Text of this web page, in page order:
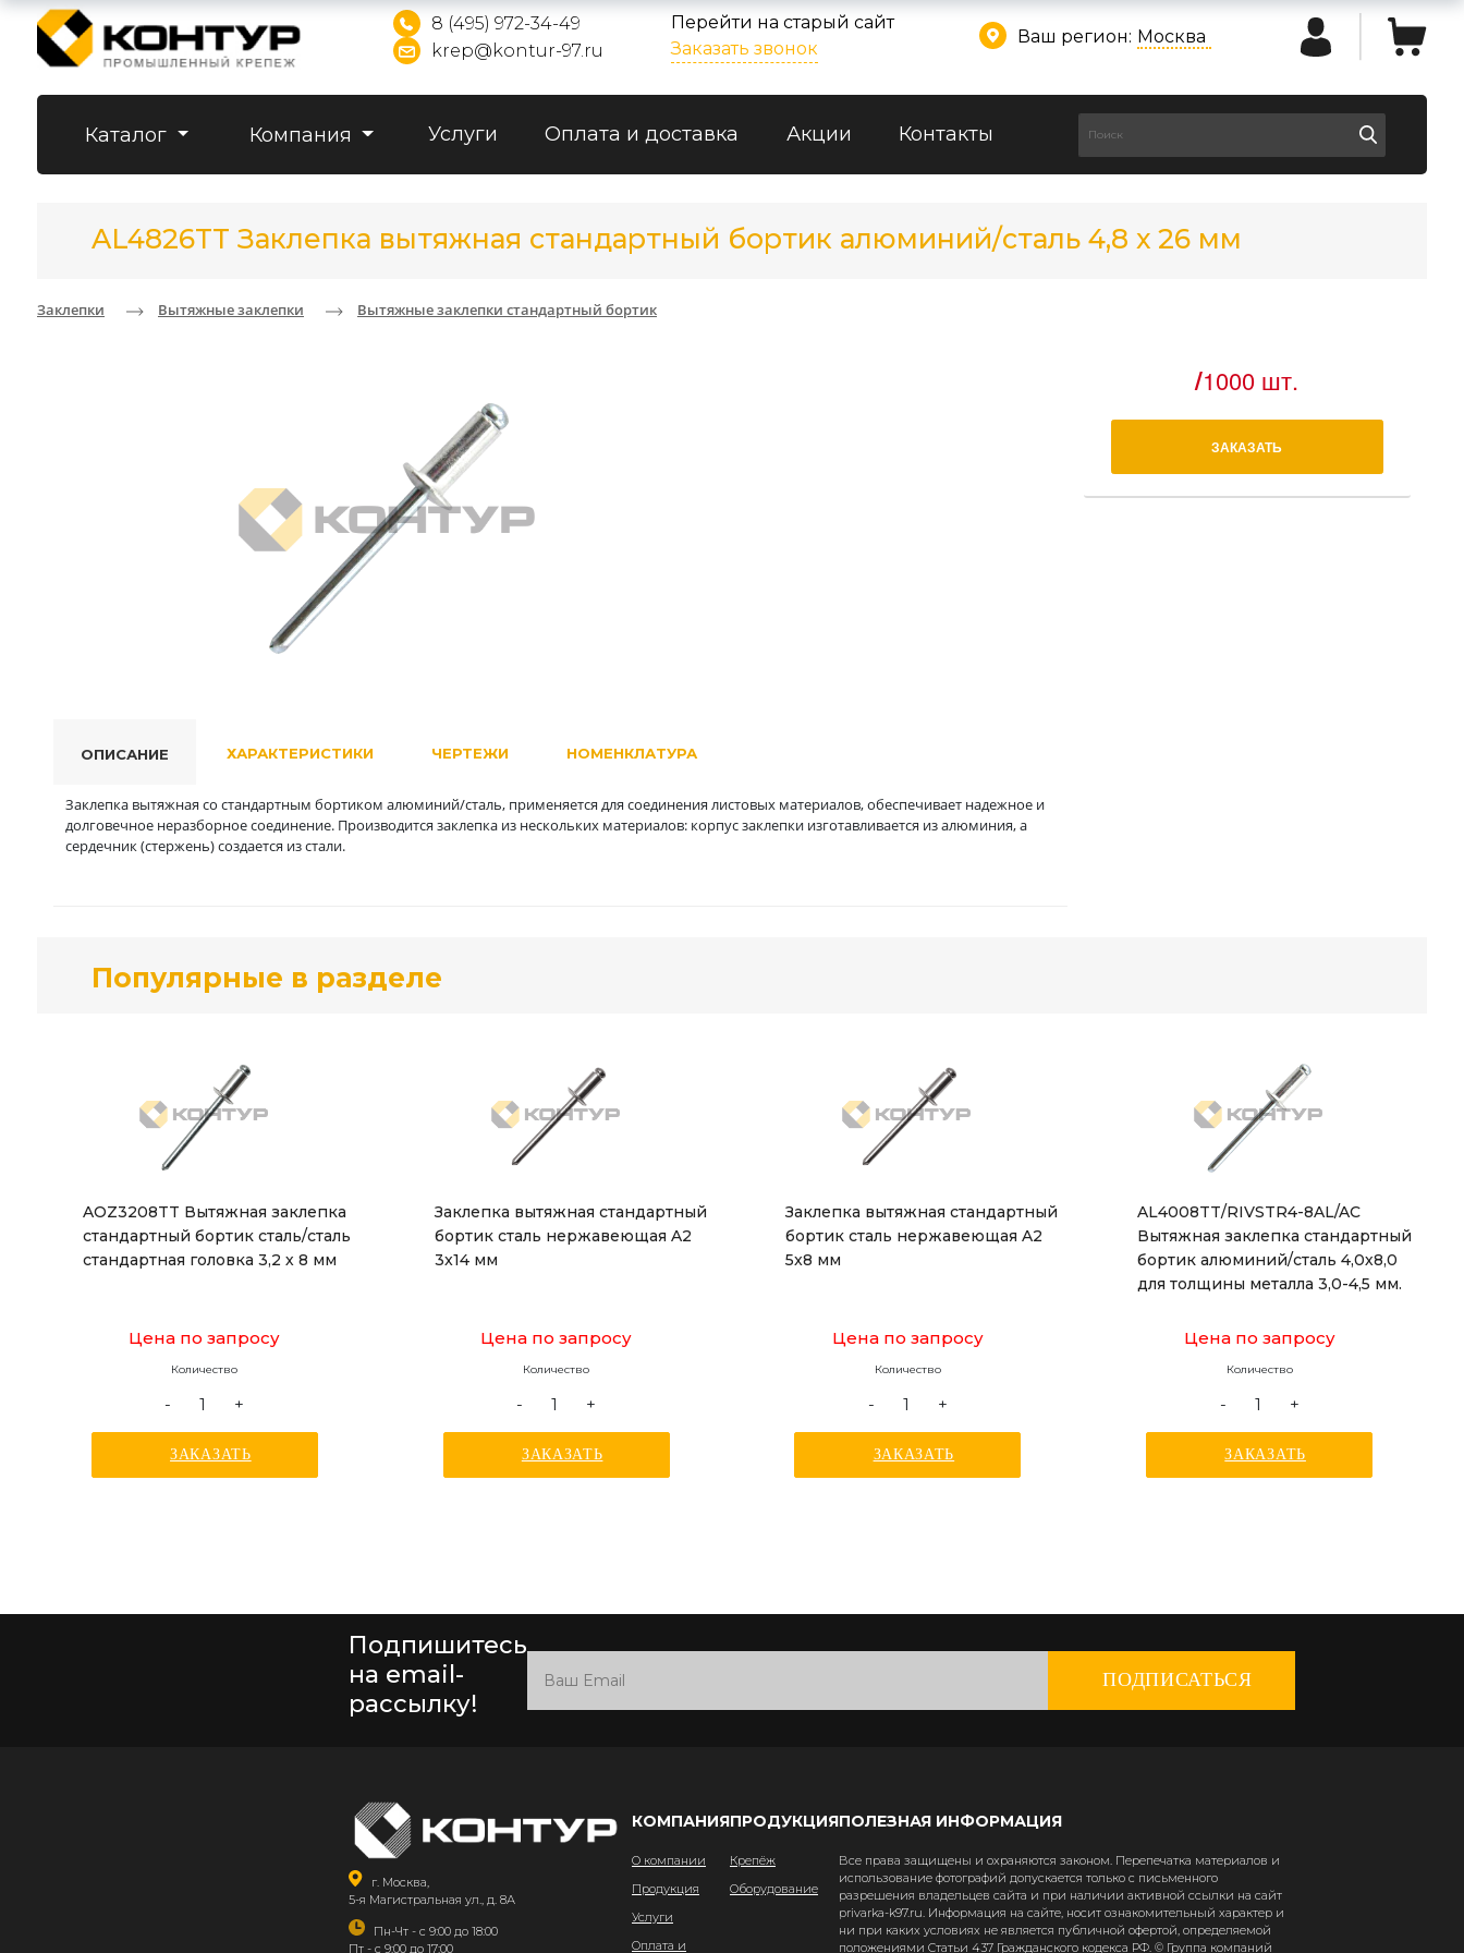
8 (495) 972-34-49
krep@kontur-97.ru
Перейти на старый сайт
Заказать звонок
Ваш регион: Москва
Каталог Компания Услуги Оплата и доставка Акции Контакты
AL4826TT Заклепка вытяжная стандартный бортик алюминий/сталь 4,8 х 26 мм
Заклепки Вытяжные заклепки Вытяжные заклепки стандартный бортик
/1000 шт.
ЗАКАЗАТЬ
ОПИСАНИЕ
Заклепка вытяжная со стандартным бортиком алюминий/сталь, применяется для соединения листовых материалов, обеспечивает надежное и
долговечное неразборное соединение. Производится заклепка из нескольких материалов: корпус заклепки изготавливается из алюминия, а
сердечник (стержень) создается из стали.
ХАРАКТЕРИСТИКИ ЧЕРТЕЖИ НОМЕНКЛАТУРА
Популярные в разделе
AOZ3208TT Вытяжная заклепка
стандартный бортик сталь/сталь
стандартная головка 3,2 х 8 мм
Цена по запросу
Количество
- +
ЗАКАЗАТЬ
Заклепка вытяжная стандартный
бортик сталь нержавеющая A2
3x14 мм
Цена по запросу
Количество
- +
ЗАКАЗАТЬ
Заклепка вытяжная стандартный
бортик сталь нержавеющая A2
5x8 мм
Цена по запросу
Количество
- +
ЗАКАЗАТЬ
AL4008TT/RIVSTR4-8AL/AC
Вытяжная заклепка стандартный
бортик алюминий/сталь 4,0х8,0
для толщины металла 3,0-4,5 мм.
Цена по запросу
Количество
- +
ЗАКАЗАТЬ
Подпишитесь
на email-
рассылку!
ПОДПИСАТЬСЯ
г. Москва,
5-я Магистральная ул., д. 8А
Пн-Чт - с 9:00 до 18:00
Пт - с 9:00 до 17:00
КОМПАНИЯ
О компании
Продукция
Услуги
Оплата и
ПРОДУКЦИЯ
Крепёж
Оборудование
ПОЛЕЗНАЯ ИНФОРМАЦИЯ
Все права защищены и охраняются законом. Перепечатка материалов и
использование фотографий допускается только с письменного
разрешения владельцев сайта и при наличии активной ссылки на сайт
privarka-k97.ru. Информация на сайте, носит ознакомительный характер и
ни при каких условиях не является публичной офертой, определяемой
положениями Статьи 437 Гражданского кодекса РФ. © Группа компаний